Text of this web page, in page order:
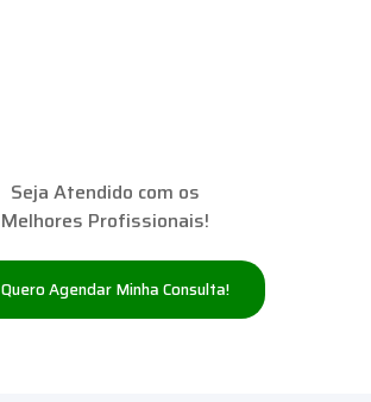
Seja Atendido com os
Melhores Profissionais!
Quero Agendar Minha Consulta!